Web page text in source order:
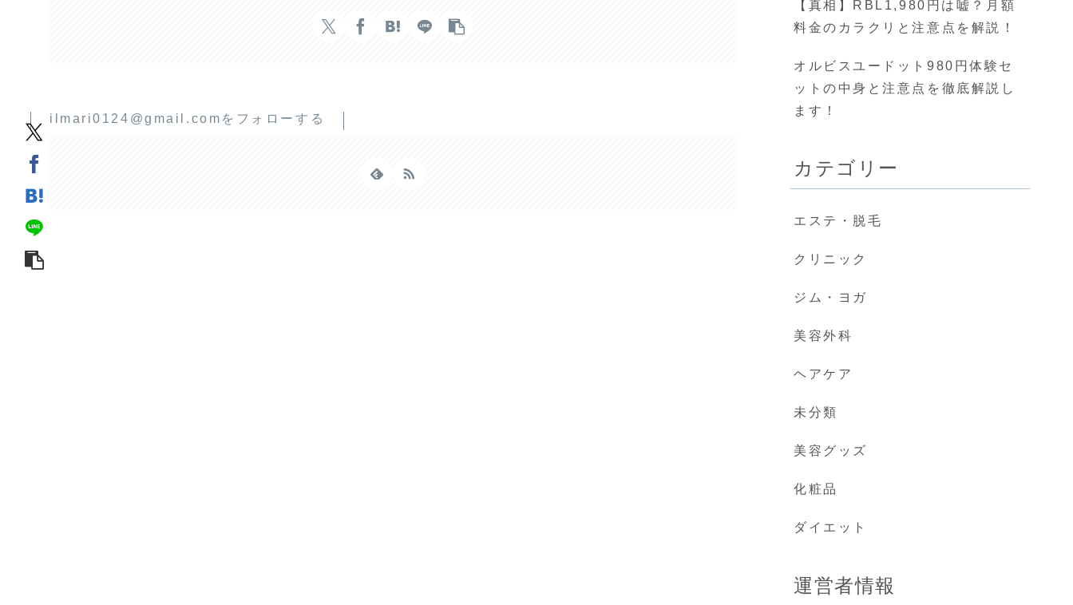
ilmari0124@gmail.comをフォローする
【真相】RBL1,980円は嘘？月額
料金のカラクリと注意点を解説！
オルビスユードット980円体験セ
ットの中身と注意点を徹底解説し
ます！
カテゴリー
エステ・脱毛
クリニック
ジム・ヨガ
美容外科
ヘアケア
未分類
美容グッズ
化粧品
ダイエット
運営者情報